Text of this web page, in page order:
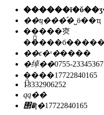
��ҵ���ͣ�˽ӫ��ҵ
��ַ���㶫
��ϵ�ˣ�����
�绰��0755-23345367
�ֻ���17722840165
13332906252
qq��
΢�ţ�17722840165